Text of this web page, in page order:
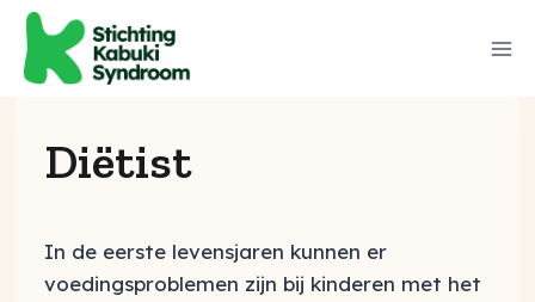
Diëtist
In de eerste levensjaren kunnen er
voedingsproblemen zijn bij kinderen met het